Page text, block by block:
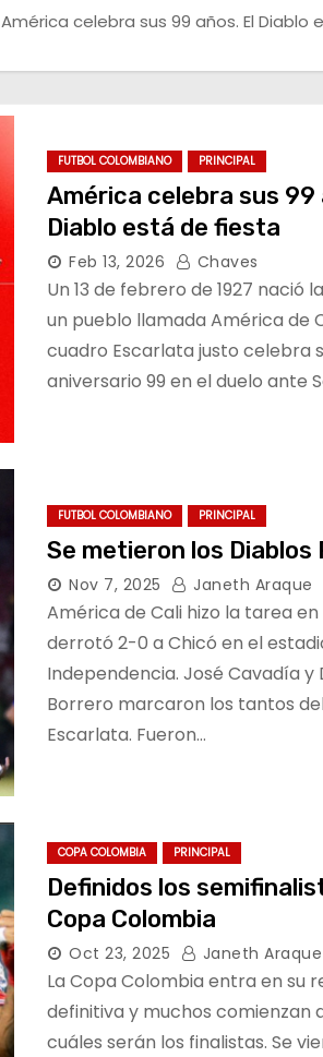
América celebra sus 99 años. El Diablo
FUTBOL COLOMBIANO PRINCIPAL
América celebra sus 99
Diablo está de fiesta
Feb 13, 2026 Chaves
Un 13 de febrero de 1927 nació
un pueblo llamada América de
cuadro Escarlata justo celebra
aniversario 99 en el duelo ante
FUTBOL COLOMBIANO PRINCIPAL
Se metieron los Diablos
Nov 7, 2025 Janeth Araque
América de Cali hizo la tarea en
derrotó 2-0 a Chicó en el
Independencia. José Cavadía y
Borrero marcaron los tantos
Escarlata. Fueron…
COPA COLOMBIA PRINCIPAL
Definidos los
Copa Colombia
Oct 23, 2025 Janeth Araque
La Copa Colombia entra en su
definitiva y muchos comienzan
cuáles serán los finalistas. Se